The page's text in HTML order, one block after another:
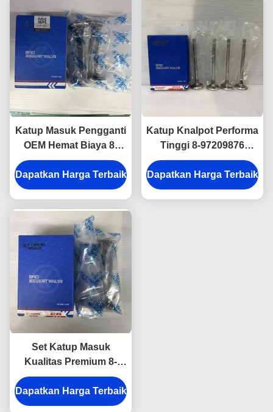
Katup Masuk Pengganti
OEM Hemat Biaya 8-
971317292 untuk mesin
ISUZU 600P 4KH1.
Dapatkan Harga Terbaik
Katup Knalpot Performa
Tinggi 8-97209876
untuk ISUZU 700P,
Ketahanan Panas
Unggul dan Performa
Dapatkan Harga Terbaik
Set Katup Masuk
Kualitas Premium 8-
94395882 untuk ISUZU
700P, Kotak Isi 4 Buah,
Dibuat untuk Kinerja
Dapatkan Harga Terbaik